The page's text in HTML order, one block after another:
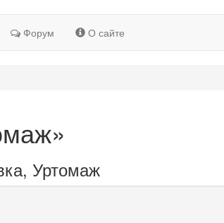
Форум О сайте
Уртомаж